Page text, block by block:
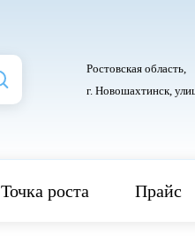
Ростовская область,
г. Новошахтинск,
Точка роста Прайс